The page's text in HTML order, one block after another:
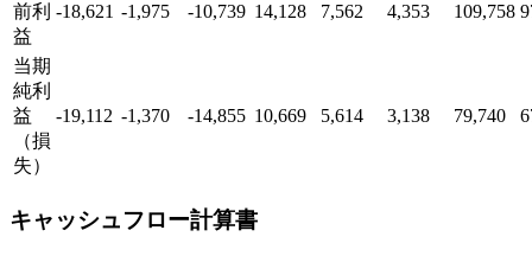
前利
益
-18,621 -1,975 -10,739 14,128 7,562 4,353 109,758
当期
純利
益
（損
失）
-19,112 -1,370 -14,855 10,669 5,614 3,138 79,740
キャッシュフロー計算書